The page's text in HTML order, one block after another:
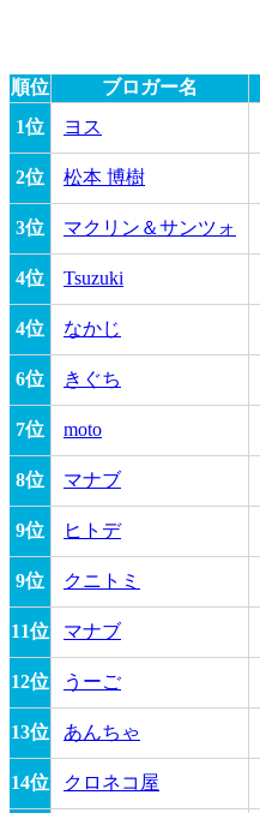
順位 ブロガー名
1位
ヨス
2位 松本 博樹
3位 マクリン＆サンツォ
4位 Tsuzuki
4位 なかじ
6位 きぐち
7位 moto
8位 マナブ
9位 ヒトデ
9位 クニトミ
11位 マナブ
12位 うーご
13位 あんちゃ
14位 クロネコ屋